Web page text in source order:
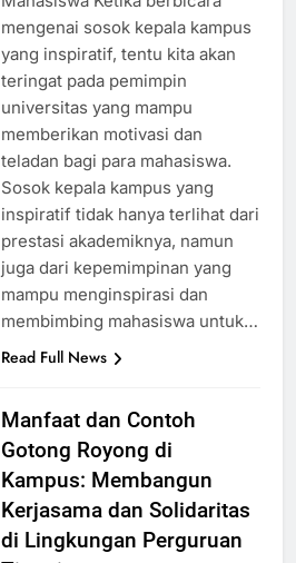
mengenai sosok kepala kampus
yang inspiratif, tentu kita akan
teringat pada pemimpin
universitas yang mampu
memberikan motivasi dan
teladan bagi para mahasiswa.
Sosok kepala kampus yang
inspiratif tidak hanya terlihat dari
prestasi akademiknya, namun
juga dari kepemimpinan yang
mampu menginspirasi dan
membimbing mahasiswa untuk…
Read Full News
Manfaat dan Contoh
Gotong Royong di
Kampus: Membangun
Kerjasama dan Solidaritas
di Lingkungan Perguruan